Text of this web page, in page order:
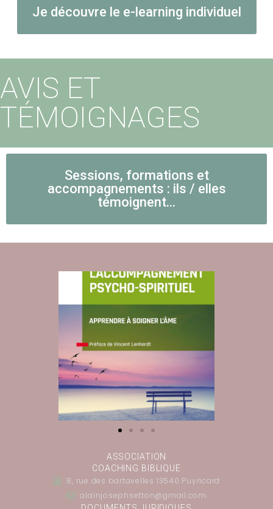
Je découvre le e-learning individuel
AVIS ET
TÉMOIGNAGES
Sessions, formations et
accompagnements : ils / elles
témoignent...
ASSOCIATION
COACHING BIBLIQUE
8, rue des bartavelles 13540 Puyricard
alainjosephsetton@gmail.com